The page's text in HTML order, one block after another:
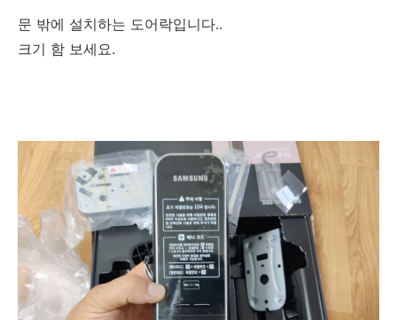
문 밖에 설치하는 도어락입니다..
크기 함 보세요.